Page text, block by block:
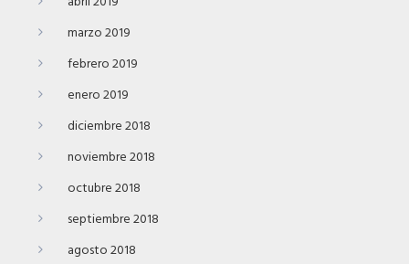
marzo 2019
febrero 2019
enero 2019
diciembre 2018
noviembre 2018
octubre 2018
septiembre 2018
agosto 2018